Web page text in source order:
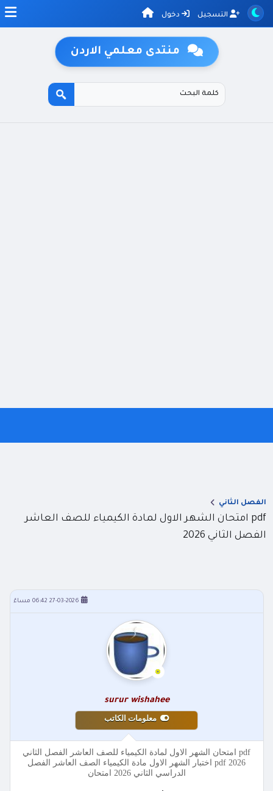
التسجيل دخول
منتدى معلمي الاردن
الفصل الثاني
pdf امتحان الشهر الاول لمادة الكيمياء للصف العاشر
الفصل الثاني 2026
27-03-2026 06:42 مساءً
surur wishahee
معلومات الكاتب
pdf امتحان الشهر الاول لمادة الكيمياء للصف العاشر الفصل الثاني
2026 pdf اختبار الشهر الاول مادة الكيمياء الصف العاشر الفصل
الدراسي الثاني 2026 امتحان